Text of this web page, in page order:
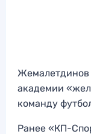
Жемалетдинов
академии
команду
Ранее «КП-